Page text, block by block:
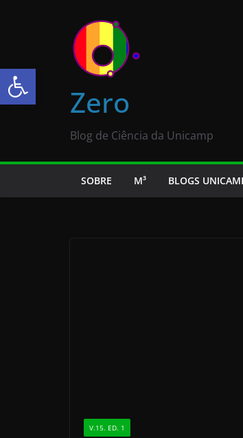
Abrir a barra de
Zero
Blog de Ciência da Unicamp
SOBRE M³ BLOGS
V.15. ED. 1